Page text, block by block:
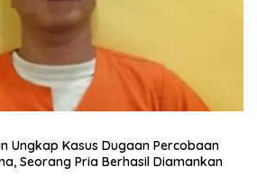
Ungkap Kasus Dugaan Percobaan
Seorang Pria Berhasil Diamankan